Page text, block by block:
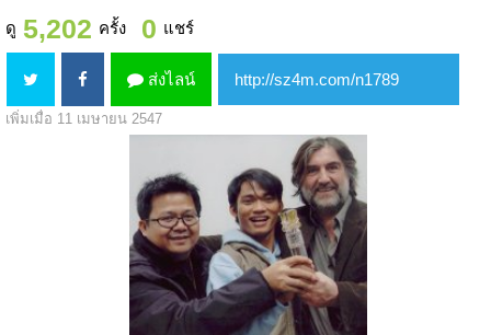
ดู 5,202 ครั้ง 0 แชร์
ส่งไลน์
เพิ่มเมื่อ 11 เมษายน 2547